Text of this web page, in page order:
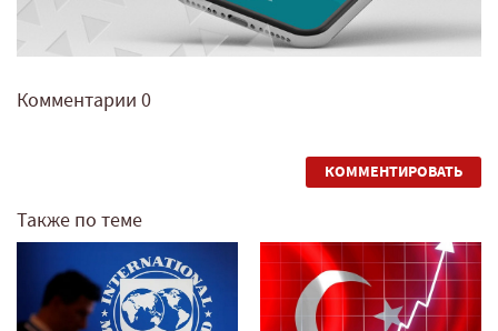
Комментарии 0
КОММЕНТИРОВАТЬ
Также по теме